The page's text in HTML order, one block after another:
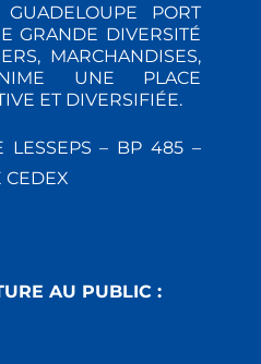
GUADELOUPE PORT
GRANDE DIVERSITÉ
MARCHANDISES,
UNE PLACE
ET DIVERSIFIÉE.
LESSEPS – BP 485 –
CEDEX
AU PUBLIC :